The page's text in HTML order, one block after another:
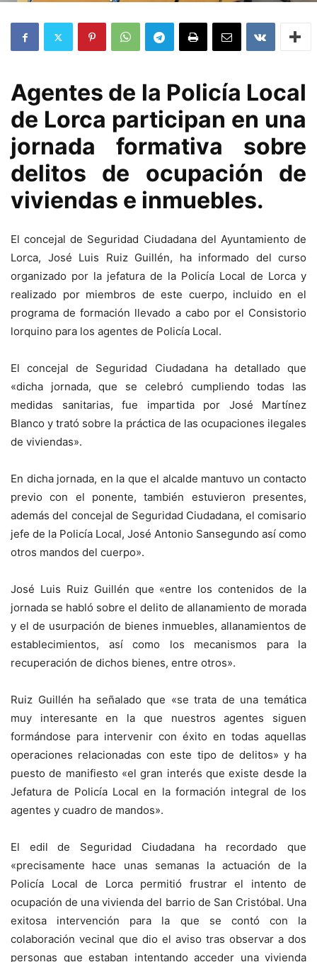
Agentes de la Policía Local
de Lorca participan en una
jornada formativa sobre
delitos de ocupación de
viviendas e inmuebles.
El concejal de Seguridad Ciudadana del Ayuntamiento de
Lorca, José Luis Ruiz Guillén, ha informado del curso
organizado por la jefatura de la Policía Local de Lorca y
realizado por miembros de este cuerpo, incluido en el
programa de formación llevado a cabo por el Consistorio
lorquino para los agentes de Policía Local.
El concejal de Seguridad Ciudadana ha detallado que
«dicha jornada, que se celebró cumpliendo todas las
medidas sanitarias, fue impartida por José Martínez
Blanco y trató sobre la práctica de las ocupaciones ilegales
de viviendas».
En dicha jornada, en la que el alcalde mantuvo un contacto
previo con el ponente, también estuvieron presentes,
además del concejal de Seguridad Ciudadana, el comisario
jefe de la Policía Local, José Antonio Sansegundo así como
otros mandos del cuerpo».
José Luis Ruiz Guillén que «entre los contenidos de la
jornada se habló sobre el delito de allanamiento de morada
y el de usurpación de bienes inmuebles, allanamientos de
establecimientos, así como los mecanismos para la
recuperación de dichos bienes, entre otros».
Ruiz Guillén ha señalado que «se trata de una temática
muy interesante en la que nuestros agentes siguen
formándose para intervenir con éxito en todas aquellas
operaciones relacionadas con este tipo de delitos» y ha
puesto de manifiesto «el gran interés que existe desde la
Jefatura de Policía Local en la formación integral de los
agentes y cuadro de mandos».
El edil de Seguridad Ciudadana ha recordado que
«precisamente hace unas semanas la actuación de la
Policía Local de Lorca permitió frustrar el intento de
ocupación de una vivienda del barrio de San Cristóbal. Una
exitosa intervención para la que se contó con la
colaboración vecinal que dio el aviso tras observar a dos
personas que estaban intentando acceder una vivienda